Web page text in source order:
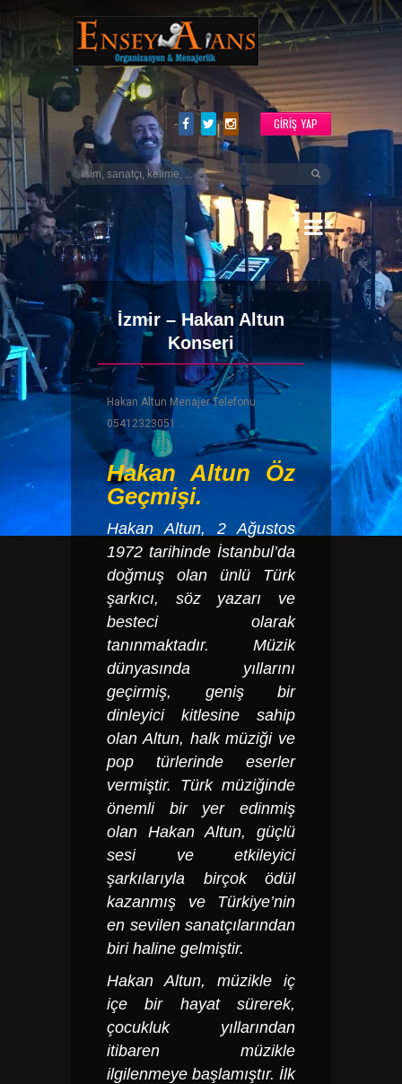
GIRIŞ YAP
İzmir – Hakan Altun
Konseri
Hakan Altun Menajer Telefonu
05412323051
Hakan Altun Öz
Geçmişi.
Hakan Altun, 2 Ağustos
1972 tarihinde İstanbul’da
doğmuş olan ünlü Türk
şarkıcı, söz yazarı ve
besteci olarak
tanınmaktadır. Müzik
dünyasında yıllarını
geçirmiş, geniş bir
dinleyici kitlesine sahip
olan Altun, halk müziği ve
pop türlerinde eserler
vermiştir. Türk müziğinde
önemli bir yer edinmiş
olan Hakan Altun, güçlü
sesi ve etkileyici
şarkılarıyla birçok ödül
kazanmış ve Türkiye’nin
en sevilen sanatçılarından
biri haline gelmiştir.
Hakan Altun, müzikle iç
içe bir hayat sürerek,
çocukluk yıllarından
itibaren müzikle
ilgilenmeye başlamıştır. İlk